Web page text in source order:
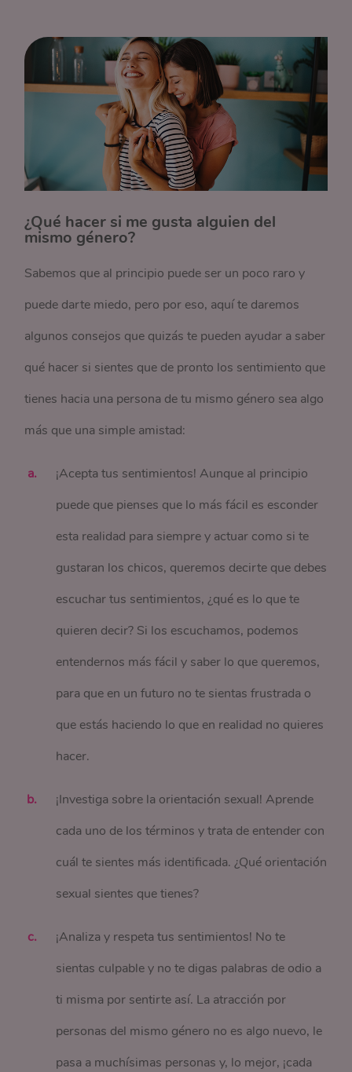
¿Qué hacer si me gusta alguien del
mismo género?
Sabemos que al principio puede ser un poco raro y
puede darte miedo, pero por eso, aquí te daremos
algunos consejos que quizás te pueden ayudar a saber
qué hacer si sientes que de pronto los sentimiento que
tienes hacia una persona de tu mismo género sea algo
más que una simple amistad:
¡Acepta tus sentimientos! Aunque al principio
puede que pienses que lo más fácil es esconder
esta realidad para siempre y actuar como si te
gustaran los chicos, queremos decirte que debes
escuchar tus sentimientos, ¿qué es lo que te
quieren decir? Si los escuchamos, podemos
entendernos más fácil y saber lo que queremos,
para que en un futuro no te sientas frustrada o
que estás haciendo lo que en realidad no quieres
hacer.
¡Investiga sobre la orientación sexual! Aprende
cada uno de los términos y trata de entender con
cuál te sientes más identificada. ¿Qué orientación
sexual sientes que tienes?
¡Analiza y respeta tus sentimientos! No te
sientas culpable y no te digas palabras de odio a
ti misma por sentirte así. La atracción por
personas del mismo género no es algo nuevo, le
pasa a muchísimas personas y, lo mejor, ¡cada